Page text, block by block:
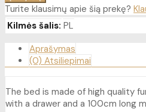
Turite klausimų apie šią prekę?
Kilmės šalis: PL
Aprašymas
(0) Atsiliepimai
The bed is made of high quality
with a drawer and a 100cm long